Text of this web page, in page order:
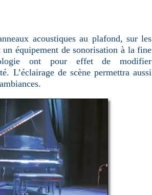
acoustiques au plafond, sur les
équipement de sonorisation à la fine
ont pour effet de modifier
L’éclairage de scène permettra aussi